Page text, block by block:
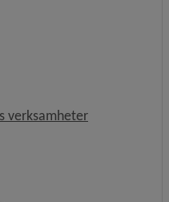
verksamheter